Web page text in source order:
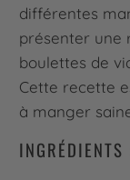
différentes
présenter une
boulettes de
Cette recette
à manger
INGRÉDIENTS